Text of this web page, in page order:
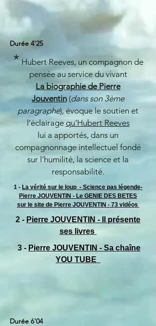
Durée 4'25
* Hubert Reeves, un compagnon de
pensée au service du vivant
La biographie de Pierre
Jouventin (dans son 3ème
paragraphe), évoque le soutien et
l’éclairage qu’Hubert Reeves
lui a apportés, dans un
compagnonnage intellectuel fondé
sur l’humilité, la science et la
responsabilité.
1 - La vérité sur le loup - Science pas légende-
Pierre JOUVENTIN - Le GENIE DES BETES
sur le site de Pierre JOUVENTIN - 73 vidéos
2 - Pierre JOUVENTIN - Il présente
ses livres
3 - Pierre JOUVENTIN - Sa chaîne
YOU TUBE
Durée 6'04